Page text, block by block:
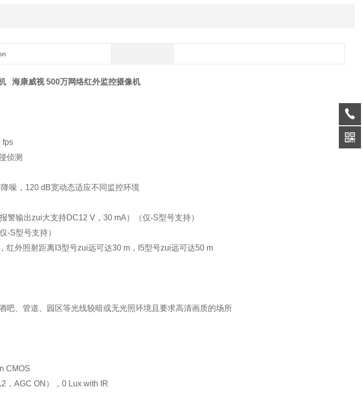
海康威视 500万网络红外监控摄像机
fps
侦测
噪，120 dB宽动态适应不同监控环境
警输出zui大支持DC12 V，30 mA）（仅-S型号支持）
-S型号支持）
红外照射距离I3型号zui远可达30 m，I5型号zui远可达50 m
吧、管道、园区等光线较暗或无光照环境且要求高清画质的场所
CMOS
，AGC ON），0 Lux with IR